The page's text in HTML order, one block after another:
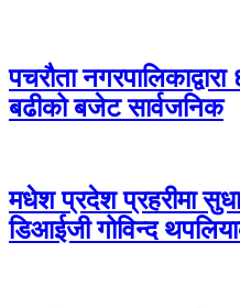
पचरौता
बढीको बजेट सार्वजनिक
मधेश प्रदेश प्रहरीमा
डिआईजी गोविन्द